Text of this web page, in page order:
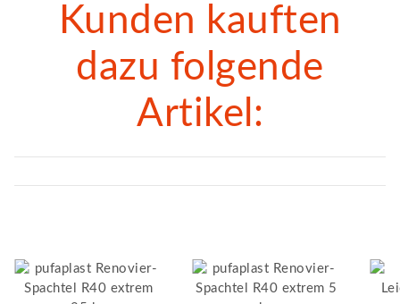
Kunden kauften
dazu folgende
Artikel: